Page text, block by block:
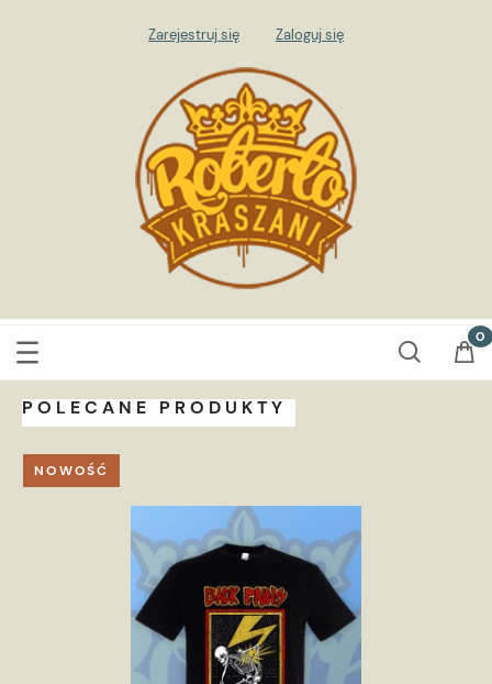
Zarejestruj się Zaloguj się
POLECANE PRODUKTY
NOWOŚĆ